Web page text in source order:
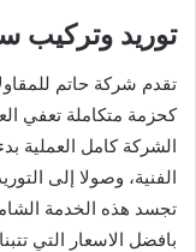
توريد وتركيب
تقدم شركة حاتم
كحزمة متكاملة تعفي
الشركة كامل العملية
الفنية، وصولا إلى
تجسد هذه الخدمة
بافضل الاسعار التي